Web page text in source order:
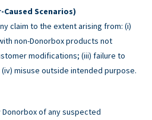
Scenarios)
claim to the extent arising from: (i)
non-Donorbox products not
modifications; (iii) failure to
misuse outside intended purpose.
of any suspected